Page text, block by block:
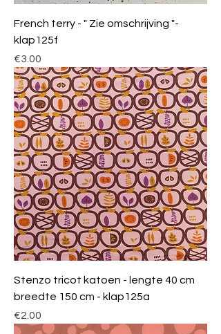
French terry - " Zie omschrijving "-
klap125f
Price
€3.00
Stenzo tricot katoen - lengte 40 cm
breedte 150 cm - klap125a
Price
€2.00